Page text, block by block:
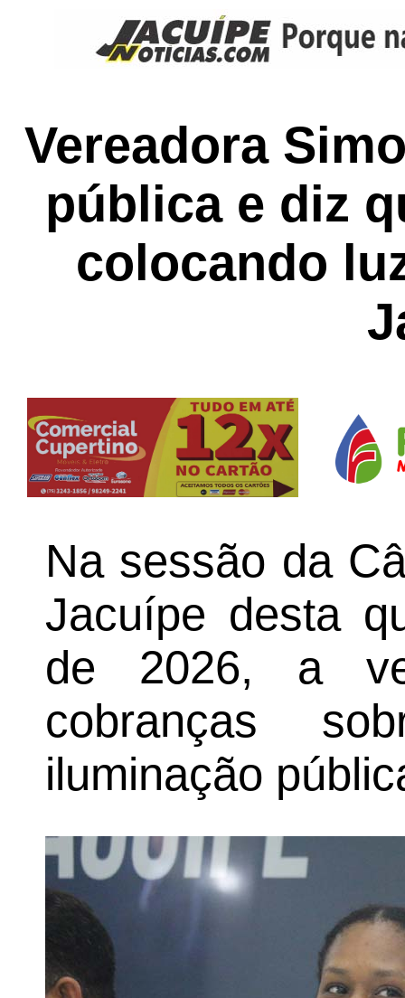
Vereadora
pública e diz
colocando
Na sessão da
Jacuípe desta
de 2026, a
cobranças
iluminação